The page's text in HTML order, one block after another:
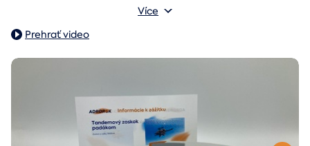
objaví poukaz na zážitok i s vašim venováním.
Vonkajšie rozmery: 15,5 × 8,5 × 5 cm
Více
Prehrať video